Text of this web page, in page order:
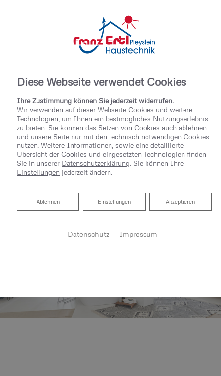
Diese Webseite verwendet Cookies
Ihre Zustimmung können Sie jederzeit widerrufen.
Wir verwenden auf dieser Webseite Cookies und weitere
Technologien, um Ihnen ein bestmögliches Nutzungserlebnis
zu bieten. Sie können das Setzen von Cookies auch ablehnen
und unsere Seite nur mit den technisch notwendigen Cookies
nutzen. Weitere Informationen, sowie eine detaillierte
Übersicht der Cookies und eingesetzten Technologien finden
Sie in unserer Datenschutzerklärung . Sie können Ihre
Einstellungen jederzeit ändern.
Akzeptieren
Einstellungen
Ablehnen
Ablehnen
Datenschutz Impressum